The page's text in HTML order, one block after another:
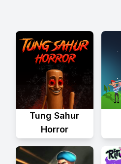
Tung Sahur
Horror